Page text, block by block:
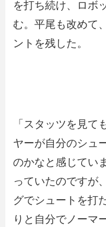
を打ち続け、ロボ
む。平尾も改めて
ントを残した。
「スタッツを見て
ヤーが自分のシュ
のかなと感じてい
っていたのですが
グでシュートを打
りと自分でノーマ